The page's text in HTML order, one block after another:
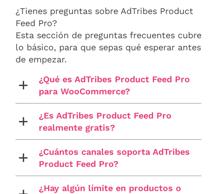
¿Tienes preguntas sobre AdTribes Product
Feed Pro?
Esta sección de preguntas frecuentes cubre
lo básico, para que sepas qué esperar antes
de empezar.
¿Qué es AdTribes Product Feed Pro
para WooCommerce?
¿Es AdTribes Product Feed Pro
realmente gratis?
¿Cuántos canales soporta AdTribes
Product Feed Pro?
¿Hay algún límite en productos o